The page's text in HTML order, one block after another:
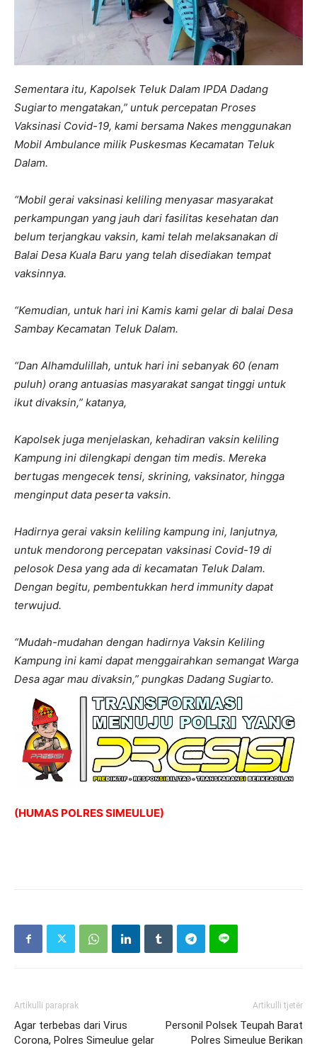
Sementara itu, Kapolsek Teluk Dalam IPDA Dadang
Sugiarto mengatakan,” untuk percepatan Proses
Vaksinasi Covid-19, kami bersama Nakes menggunakan
Mobil Ambulance milik Puskesmas Kecamatan Teluk
Dalam.
“Mobil gerai vaksinasi keliling menyasar masyarakat
perkampungan yang jauh dari fasilitas kesehatan dan
belum terjangkau vaksin, kami telah melaksanakan di
Balai Desa Kuala Baru yang telah disediakan tempat
vaksinnya.
“Kemudian, untuk hari ini Kamis kami gelar di balai Desa
Sambay Kecamatan Teluk Dalam.
“Dan Alhamdulillah, untuk hari ini sebanyak 60 (enam
puluh) orang antuasias masyarakat sangat tinggi untuk
ikut divaksin,” katanya,
Kapolsek juga menjelaskan, kehadiran vaksin keliling
Kampung ini dilengkapi dengan tim medis. Mereka
bertugas mengecek tensi, skrining, vaksinator, hingga
menginput data peserta vaksin.
Hadirnya gerai vaksin keliling kampung ini, lanjutnya,
untuk mendorong percepatan vaksinasi Covid-19 di
pelosok Desa yang ada di kecamatan Teluk Dalam.
Dengan begitu, pembentukkan herd immunity dapat
terwujud.
“Mudah-mudahan dengan hadirnya Vaksin Keliling
Kampung ini kami dapat menggairahkan semangat Warga
Desa agar mau divaksin,” pungkas Dadang Sugiarto.
(HUMAS POLRES SIMEULUE)
Artikulli paraprak
Agar terbebas dari Virus
Corona, Polres Simeulue gelar
Artikulli tjetër
Personil Polsek Teupah Barat
Polres Simeulue Berikan